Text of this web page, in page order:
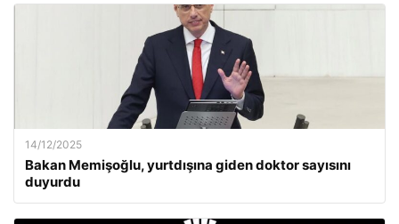
14/12/2025
Bakan Memişoğlu, yurtdışına giden doktor sayısını
duyurdu